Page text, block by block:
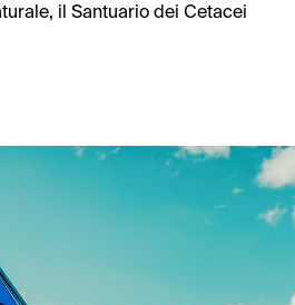
il Santuario dei Cetacei